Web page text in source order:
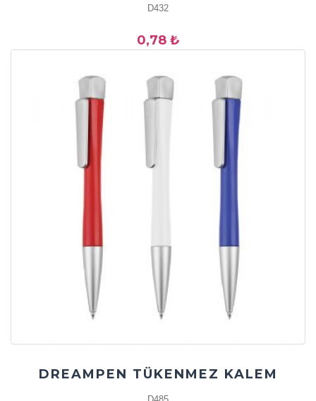
D432
0,78 ₺
DREAMPEN TÜKENMEZ KALEM